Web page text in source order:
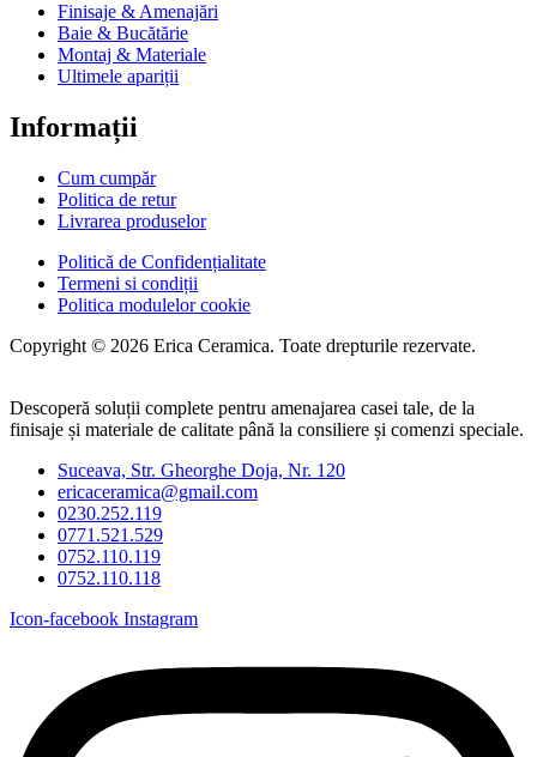
Finisaje & Amenajări
Baie & Bucătărie
Montaj & Materiale
Ultimele apariții
Informații
Cum cumpăr
Politica de retur
Livrarea produselor
Politică de Confidențialitate
Termeni si condiții
Politica modulelor cookie
Copyright © 2026 Erica Ceramica. Toate drepturile rezervate.
Descoperă soluții complete pentru amenajarea casei tale, de la
finisaje și materiale de calitate până la consiliere și comenzi speciale.
Suceava, Str. Gheorghe Doja, Nr. 120
ericaceramica@gmail.com
0230.252.119
0771.521.529
0752.110.119
0752.110.118
Icon-facebook Instagram